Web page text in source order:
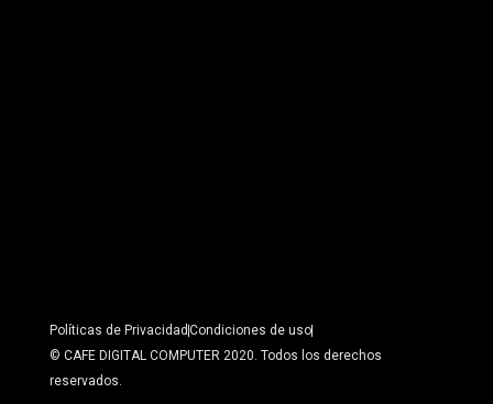
Políticas de Privacidad Condiciones de uso
© CAFE DIGITAL COMPUTER 2020. Todos los derechos
reservados.